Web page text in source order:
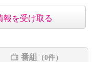
報を受け取る
番組 （0件）